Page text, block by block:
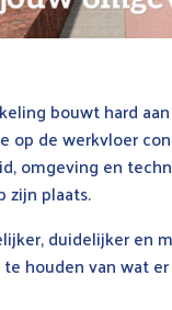
bouwt hard
op de werkvloer
omgeving en
zijn plaats.
duidelijker en
houden van wat